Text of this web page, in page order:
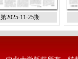
第2025-11-25期